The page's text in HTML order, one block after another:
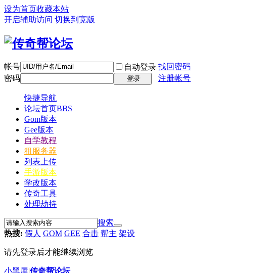
设为首页收藏本站
开启辅助访问 切换到宽版
帐号 自动登录 找回密码
密码
登录 注册帐号
快捷导航
论坛首页BBS
Gom版本
Gee版本
自学教程
租服务器
列表上传
手游版本
学改版本
传奇工具
处理劫持
搜索
热搜: 假人 GOM GEE 合击 帮主 架设
请先登录后才能继续浏览
小黑屋|传奇帮论坛